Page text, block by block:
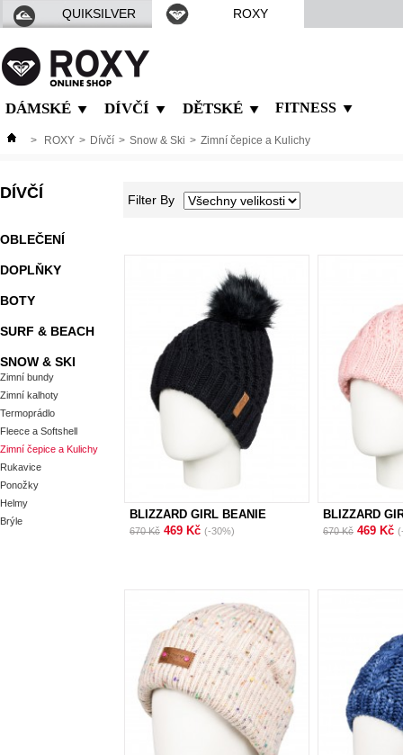
QUIKSILVER ROXY
DÁMSKÉ DÍVČÍ DĚTSKÉ FITNESS
> ROXY > Dívčí > Snow & Ski > Zimní čepice a Kulichy
DÍVČÍ
OBLEČENÍ
DOPLŇKY
BOTY
SURF & BEACH
SNOW & SKI
Zimní bundy
Zimní kalhoty
Termoprádlo
Fleece a Softshell
Zimní čepice a Kulichy
Rukavice
Ponožky
Helmy
Brýle
Filter By
BLIZZARD GIRL BEANIE
670 Kč 469 Kč (-30%)
BLIZZARD
670 Kč 469 Kč